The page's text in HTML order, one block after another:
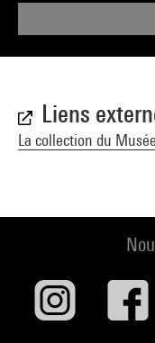
Liens
La collection du